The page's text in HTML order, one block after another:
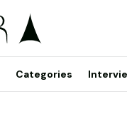
Categories